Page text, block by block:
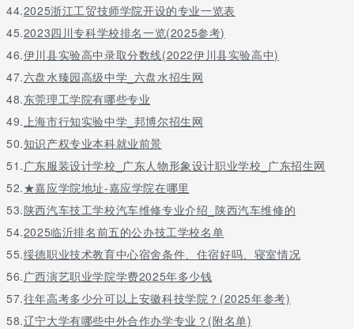
44.2025浙江工贸技师学院开设的专业一览表
45.2023四川专科学校排名一览(2025参考)
46.伊川县实验高中录取分数线(2022伊川县实验高中)
47.六盘水臻园高级中学_六盘水招生网
48.东莞理工学院有哪些专业
49.上海市行知实验中学_邦博尔招生网
50.知识产权专业本科就业前景
51.广东服装设计学校_广东人物形象设计职业学校_广东招生网
52.★嘉应学院地址-嘉应学院在哪里
53.陕西汽车技工学校汽车维修专业介绍_陕西汽车维修的
54.2025临沂排名前五的公办技工学校名单
55.绥德职业技术教育中心宿舍条件、住宿好吗、寝室情况
56.广西演艺职业学院学费2025年多少钱
57.往年高考多少分可以上安徽科技学院？(2025年参考)
58.辽宁大学有哪些中外合作办学专业？(附名单)